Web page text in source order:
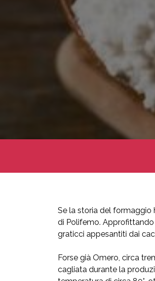
Se la storia del formaggio
di Polifemo. Approfittando
graticci appesantiti dai
Forse già Omero, circa
cagliata durante la